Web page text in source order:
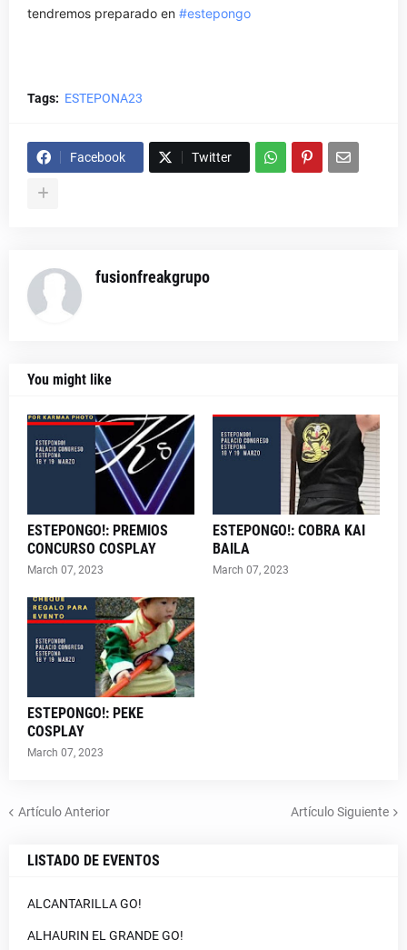
tendremos preparado en #estepongo
Tags: ESTEPONA23
Facebook Twitter
fusionfreakgrupo
You might like
ESTEPONGO!: PREMIOS
CONCURSO COSPLAY
March 07, 2023
ESTEPONGO!: COBRA KAI
BAILA
March 07, 2023
ESTEPONGO!: PEKE
COSPLAY
March 07, 2023
Artículo Anterior Artículo Siguiente
LISTADO DE EVENTOS
ALCANTARILLA GO!
ALHAURIN EL GRANDE GO!